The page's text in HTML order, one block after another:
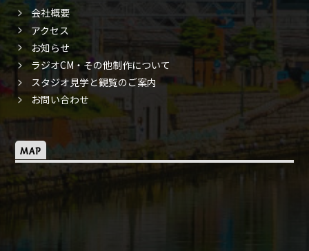
会社概要
アクセス
お知らせ
ラジオCM・その他制作について
スタジオ見学と観覧のご案内
お問い合わせ
MAP